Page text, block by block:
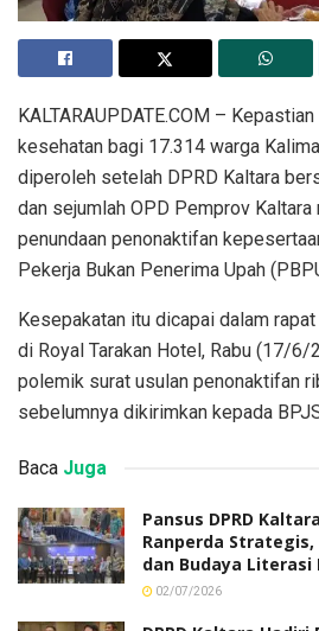
KALTARAUPDATE.COM –
kesehatan bagi 17.314 warga
diperoleh setelah DPRD Kaltara
dan sejumlah OPD Pemprov
penundaan penonaktifan
Pekerja Bukan Penerima Upah
Kesepakatan itu dicapai dalam
di Royal Tarakan Hotel, Rabu (17/6/
polemik surat usulan penonaktifan
sebelumnya dikirimkan kepada
Baca Juga
Pansus DPRD
Ranperda
dan Budaya Literasi
02/07/2026